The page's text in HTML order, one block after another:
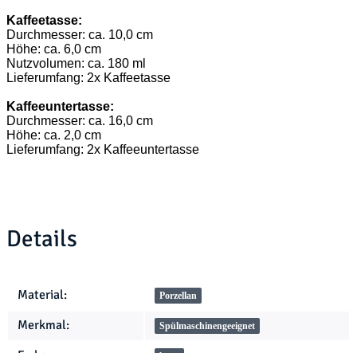
Kaffeetasse:
Durchmesser: ca. 10,0 cm
Höhe: ca. 6,0 cm
Nutzvolumen: ca. 180 ml
Lieferumfang: 2x Kaffeetasse
Kaffeeuntertasse:
Durchmesser: ca. 16,0 cm
Höhe: ca. 2,0 cm
Lieferumfang: 2x Kaffeeuntertasse
Details
Produkteigenschaft
Wert
Material: Porzellan
Merkmal: Spülmaschinengeeignet